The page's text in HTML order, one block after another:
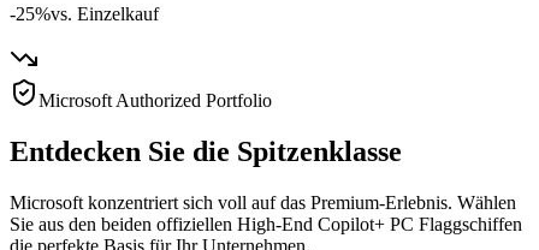
-25%vs. Einzelkauf
Microsoft Authorized Portfolio
Entdecken Sie die Spitzenklasse
Microsoft konzentriert sich voll auf das Premium-Erlebnis. Wählen
Sie aus den beiden offiziellen High-End Copilot+ PC Flaggschiffen
die perfekte Basis für Ihr Unternehmen.